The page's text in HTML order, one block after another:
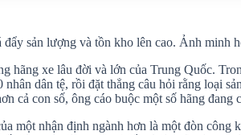
sản lượng và tồn kho lên cao. Ảnh minh
xe lâu đời và lớn của Trung Quốc.
dân tệ, rồi đặt thẳng câu hỏi rằng loại
con số, ông cáo buộc một số hãng đang
một nhận định ngành hơn là một đòn